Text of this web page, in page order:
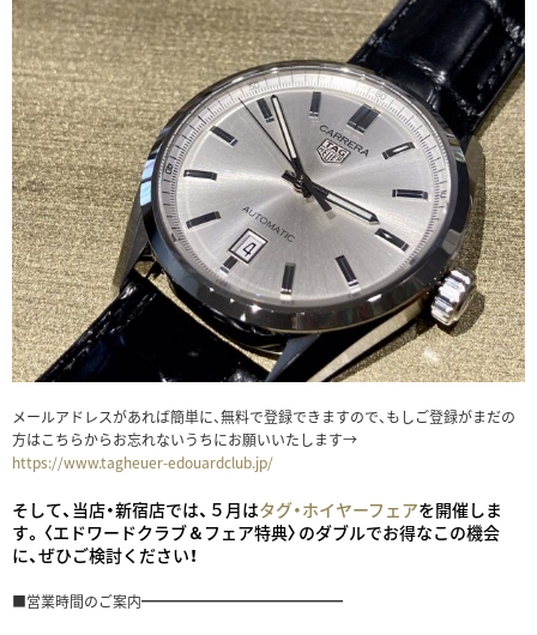
メールアドレスがあれば簡単に、無料で登録できますので、もしご登録がまだの
方はこちらからお忘れないうちにお願いいたします→
https://www.tagheuer-edouardclub.jp/
そして、当店・新宿店では、５月はタグ・ホイヤーフェアを開催しま
す。〈エドワードクラブ＆フェア特典〉のダブルでお得なこの機会
に、ぜひご検討ください！
■営業時間のご案内━━━━━━━━━━━━━━